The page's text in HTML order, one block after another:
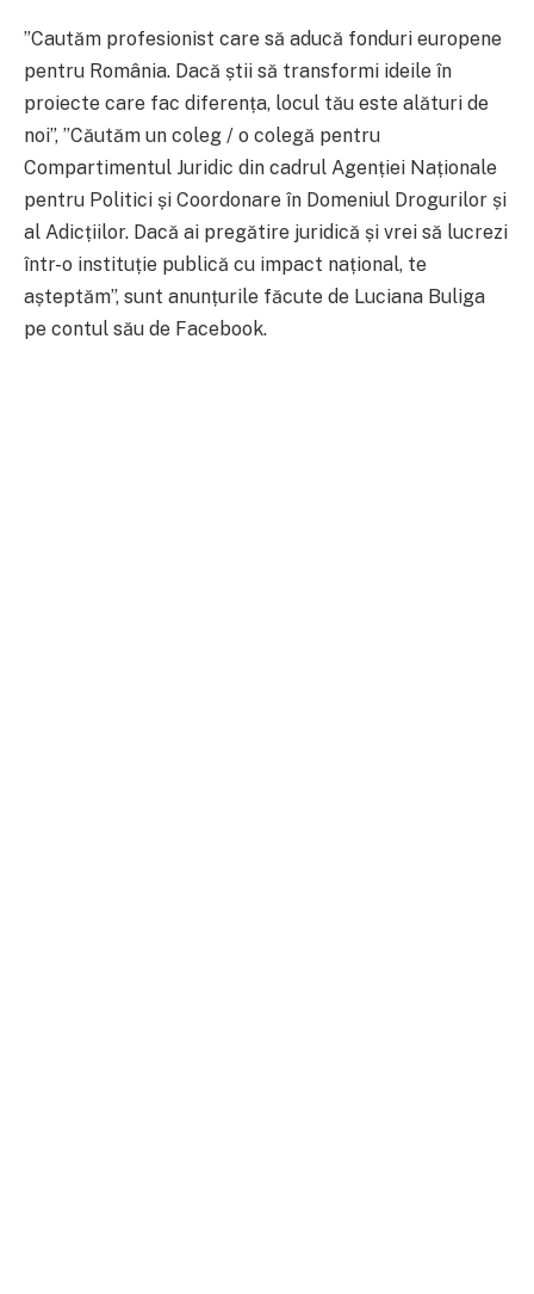
”Cautăm profesionist care să aducă fonduri europene
pentru România. Dacă știi să transformi ideile în
proiecte care fac diferența, locul tău este alături de
noi”, ”Căutăm un coleg / o colegă pentru
Compartimentul Juridic din cadrul Agenției Naționale
pentru Politici și Coordonare în Domeniul Drogurilor și
al Adicțiilor. Dacă ai pregătire juridică și vrei să lucrezi
într-o instituție publică cu impact național, te
așteptăm”, sunt anunțurile făcute de Luciana Buliga
pe contul său de Facebook.